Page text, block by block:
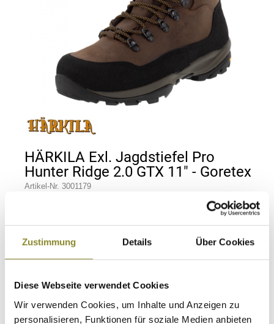
Zustimmung Details Über Cookies
Diese Webseite verwendet Cookies
Wir verwenden Cookies, um Inhalte und Anzeigen zu
personalisieren, Funktionen für soziale Medien anbieten
HÄRKILA Exl. Jagdstiefel Pro
Hunter Ridge 2.0 GTX 11" - Goretex
Artikel-Nr. 3001179
Der Stiefel für den Profi! Ein Ganzjahresstiefel der
Qualitätsstiefel mit hohem Schaft. Ideal für alle Formen
der aktiven Jagd sowie für Trekking in extrem
2,2 mm dickem Nubukleder, sowie die halbsteife
Vibram Campos-Sohle bietet optimalen Komfort für
jeden Tag. Hergestellt in Europa und ausgestattet mit